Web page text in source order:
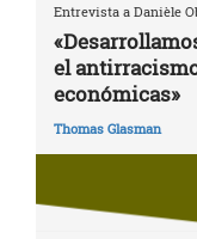
Entrevista a Danièle
el
económicas»
Thomas Glasman